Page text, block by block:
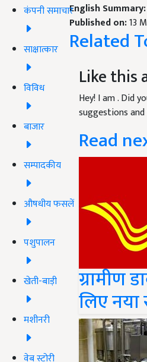
कंपनी समाचार
साक्षात्कार
विविध
बाजार
सम्पादकीय
औषधीय फसलें
पशुपालन
खेती-बाड़ी
मशीनरी
वेब स्टोरी
English Summary:
Published on:13
Related
Like this
Hey! I am. Did
suggestions
Read
ग्रामीण
लिए नया